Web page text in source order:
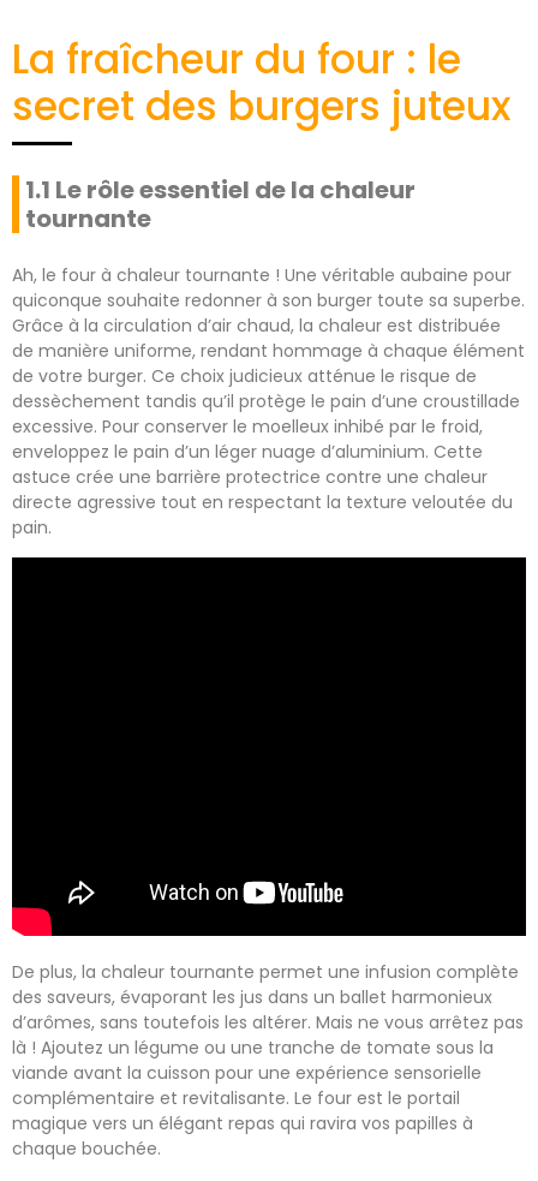
La fraîcheur du four : le
secret des burgers juteux
1.1 Le rôle essentiel de la chaleur
tournante
Ah, le four à chaleur tournante ! Une véritable aubaine pour
quiconque souhaite redonner à son burger toute sa superbe.
Grâce à la circulation d’air chaud, la chaleur est distribuée
de manière uniforme, rendant hommage à chaque élément
de votre burger. Ce choix judicieux atténue le risque de
dessèchement tandis qu’il protège le pain d’une croustillade
excessive. Pour conserver le moelleux inhibé par le froid,
enveloppez le pain d’un léger nuage d’aluminium. Cette
astuce crée une barrière protectrice contre une chaleur
directe agressive tout en respectant la texture veloutée du
pain.
De plus, la chaleur tournante permet une infusion complète
des saveurs, évaporant les jus dans un ballet harmonieux
d’arômes, sans toutefois les altérer. Mais ne vous arrêtez pas
là ! Ajoutez un légume ou une tranche de tomate sous la
viande avant la cuisson pour une expérience sensorielle
complémentaire et revitalisante. Le four est le portail
magique vers un élégant repas qui ravira vos papilles à
chaque bouchée.